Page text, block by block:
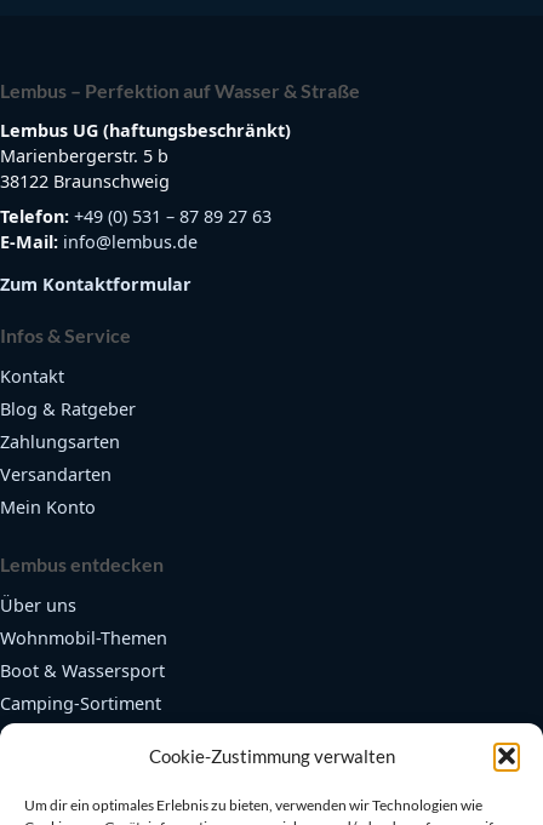
Cookie-Zustimmung verwalten
Um dir ein optimales Erlebnis zu bieten, verwenden wir Technologien wie
Lembus – Perfektion auf Wasser & Straße
Lembus UG (haftungsbeschränkt)
Marienbergerstr. 5 b
38122 Braunschweig
Telefon: +49 (0) 531 – 87 89 27 63
E-Mail: info@lembus.de
Zum Kontaktformular
Infos & Service
Kontakt
Blog & Ratgeber
Zahlungsarten
Versandarten
Mein Konto
Lembus entdecken
Über uns
Wohnmobil-Themen
Boot & Wassersport
Camping-Sortiment
Fendertex Fender